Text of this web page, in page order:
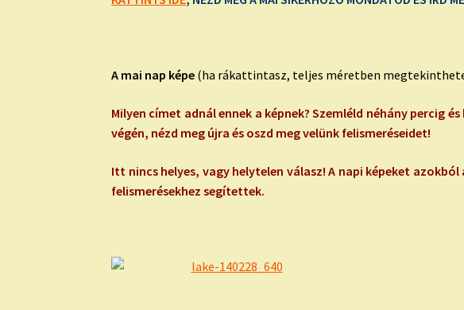
A mai nap képe (ha rákattintasz, teljes méretben
Milyen címet adnál ennek a képnek? Szemléld néhány percig
végén, nézd meg újra és oszd meg velünk felismeréseidet!
Itt nincs helyes, vagy helytelen válasz! A napi képeket
felismerésekhez segítettek.